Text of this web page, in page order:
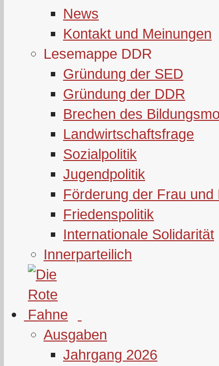
News
Kontakt und Meinungen
Lesemappe DDR
Gründung der SED
Gründung der DDR
Brechen des
Landwirtschaftsfrage
Sozialpolitik
Jugendpolitik
Förderung der Frau und
Friedenspolitik
Internationale Solidarität
Innerparteilich
Ausgaben
Jahrgang 2026